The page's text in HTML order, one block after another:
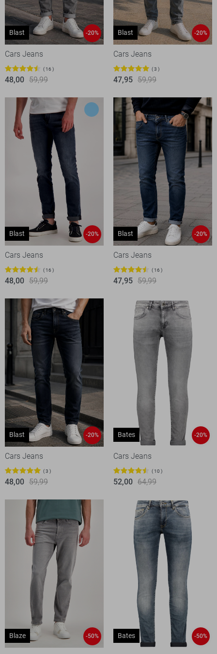
Blast -20%
Cars Jeans
16
48,00 59,99
Blast -20%
Cars Jeans
3
47,95 59,99
Blast -20%
Cars Jeans
16
48,00 59,99
Blast -20%
Cars Jeans
16
47,95 59,99
Blast -20%
Cars Jeans
3
48,00 59,99
Bates -20%
Cars Jeans
10
52,00 64,99
Blaze -50% Bates -50%